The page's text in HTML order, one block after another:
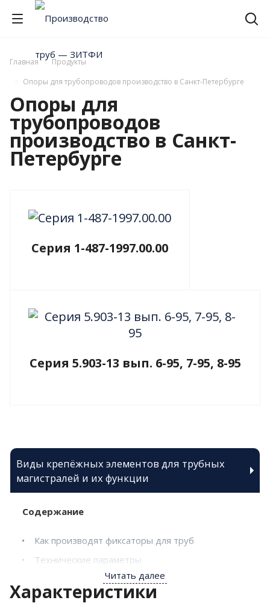
Главная
Продукты
Опоры для трубопроводов производство в Санкт-Петербурге
Опоры для
трубопроводов
производство в Санкт-
Петербурге
Серия 1-487-1997.00.00
Серия 5.903-13 вып. 6-95, 7-95, 8-95
Виды крепёжных элементов для трубных
магистралей и их функции
Содержание
Как производят фиксаторы для труб
Технические параметры
Почему стойки стоит заказать в «Зитфи»
Габариты
Читать далее
Характеристики